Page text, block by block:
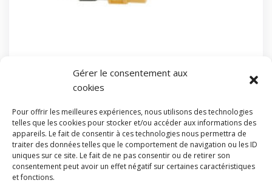
Gérer le consentement aux
cookies
Pour offrir les meilleures expériences, nous utilisons des technologies
telles que les cookies pour stocker et/ou accéder aux informations des
appareils. Le fait de consentir à ces technologies nous permettra de
traiter des données telles que le comportement de navigation ou les ID
uniques sur ce site. Le fait de ne pas consentir ou de retirer son
consentement peut avoir un effet négatif sur certaines caractéristiques
et fonctions.
Batterie Tattu Funfly 1550mAh 11,1V 100C 3S1P
28.65€ PRIX TTC
En stock : expédié sous 72h